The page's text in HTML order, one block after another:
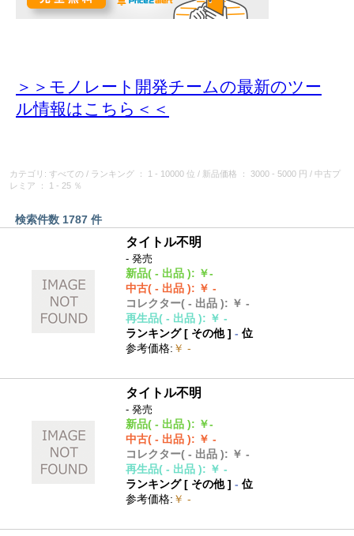
＞＞モノレート開発チームの最新のツー
ル情報はこちら＜＜
カテゴリ: すべての / ランキング ： 1 - 10000 位 / 新品価格 ： 3000 - 5000 円 / 中古プ
レミア
： 1 - 25 ％
検索件数 1787 件
タイトル不明
- 発売
新品( - 出品 ): ￥-
中古( - 出品 ): ￥ -
コレクター( - 出品 ): ￥ -
再生品( - 出品 ): ￥ -
ランキング [ その他]- 位
参考価格: ￥ -
タイトル不明
- 発売
新品( - 出品 ): ￥-
中古( - 出品 ): ￥ -
コレクター( - 出品 ): ￥ -
再生品( - 出品 ): ￥ -
ランキング [ その他]- 位
参考価格: ￥ -